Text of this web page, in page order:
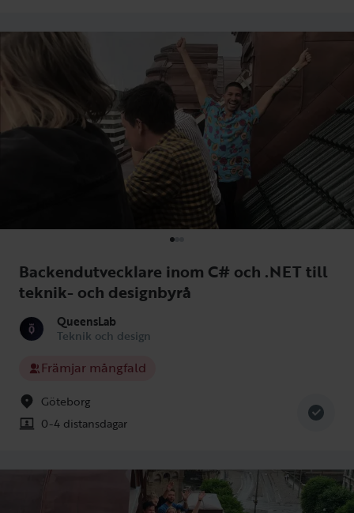
Backendutvecklare inom C# och .NET till
teknik- och designbyrå
QueensLab
Teknik och design
Främjar mångfald
Göteborg
0-4 distansdagar